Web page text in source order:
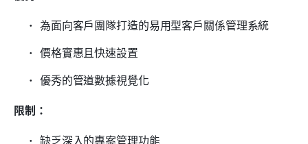
為面向客戶團隊打造的易用型客戶關係管理系統
價格實惠且快速設置
優秀的管道數據視覺化
限制：
缺乏深入的專案管理功能